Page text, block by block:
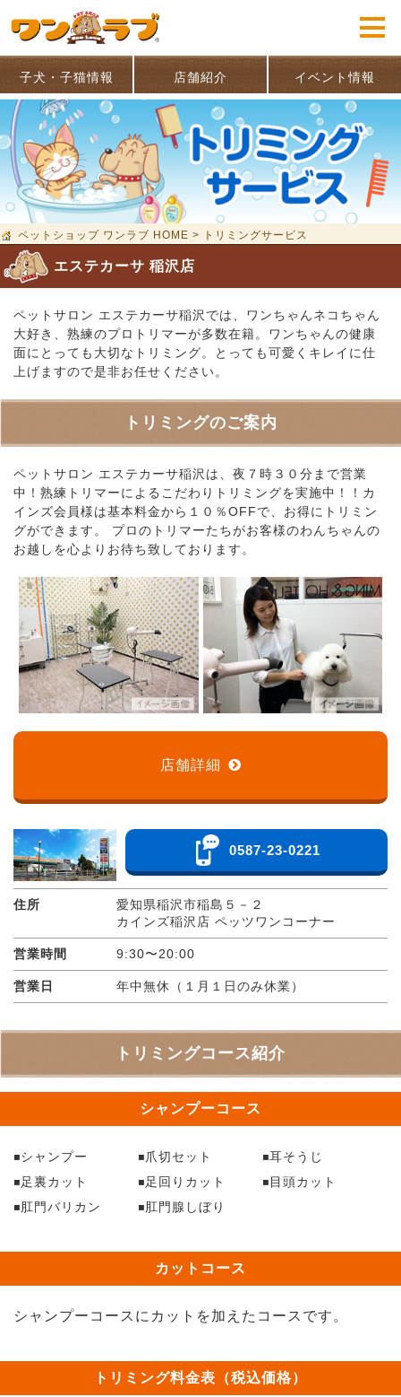
子犬・子猫情報 店舗紹介 イベント情報
ペットショップ ワンラブ HOME > トリミングサービス
エステカーサ 稲沢店
ペットサロン エステカーサ稲沢では、ワンちゃんネコちゃん
大好き、熟練のプロトリマーが多数在籍。ワンちゃんの健康
面にとっても大切なトリミング。とっても可愛くキレイに仕
上げますので是非お任せください。
トリミングのご案内
ペットサロン エステカーサ稲沢は、夜７時３０分まで営業
中！熟練トリマーによるこだわりトリミングを実施中！！カ
インズ会員様は基本料金から１０％OFFで、お得にトリミン
グができます。 プロのトリマーたちがお客様のわんちゃんの
お越しを心よりお待ち致しております。
店舗詳細
0587-23-0221
住所
愛知県稲沢市稲島５－２
カインズ稲沢店 ペッツワンコーナー
営業時間 9:30〜20:00
営業日 年中無休（１月１日のみ休業）
トリミングコース紹介
シャンプーコース
シャンプー 爪切セット
耳そうじ
足裏カット
足回りカット
目頭カット
肛門バリカン
肛門腺しぼり
カットコース
シャンプーコースにカットを加えたコースです。
トリミング料金表（税込価格）